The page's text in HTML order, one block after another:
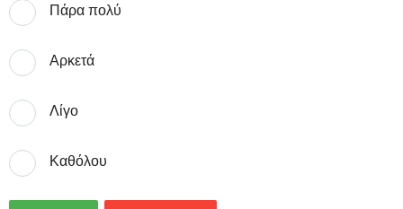
Πάρα πολύ
Αρκετά
Λίγο
Καθόλου